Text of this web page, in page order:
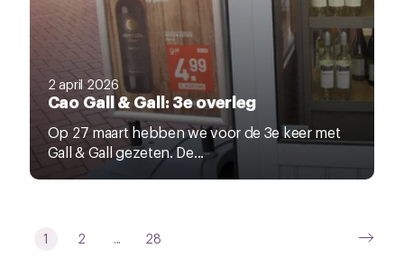
2 april 2026
Cao Gall & Gall: 3e overleg
Op 27 maart hebben we voor de 3e keer met
Gall & Gall gezeten. De...
1 2 ... 28